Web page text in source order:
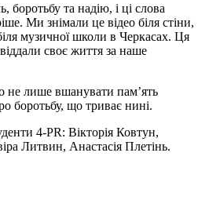
боротьбу та надію, і ці слова
Ми знімали це відео біля стіни,
музичної школи в Черкасах. Ця
віддали своє життя за наше
не лише вшанувати пам’ять
боротьбу, що триває нині.
4-PR: Вікторія Ковтун,
Литвин, Анастасія Плетінь.